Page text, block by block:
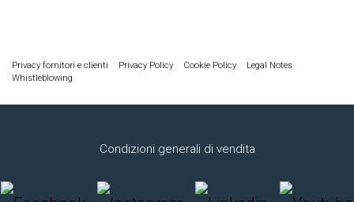
Privacy fornitori e clienti Privacy Policy Cookie Policy
Legal Notes
Whistleblowing
Condizioni generali di vendita